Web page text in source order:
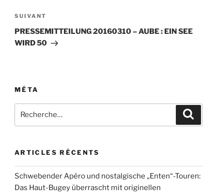
Article
suivant
SUIVANT
PRESSEMITTEILUNG 20160310 – AUBE : EIN SEE
WIRD 50
MÉTA
pour
ARTICLES RÉCENTS
Schwebender Apéro und nostalgische „Enten“-Touren:
Das Haut-Bugey überrascht mit originellen